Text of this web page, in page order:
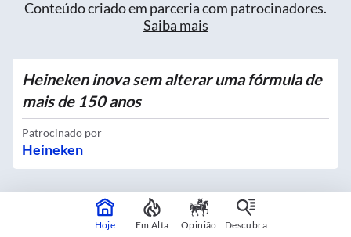
Conteúdo criado em parceria com patrocinadores.
Saiba mais
Heineken inova sem alterar uma fórmula de
mais de 150 anos
Patrocinado por
Heineken
Quatro novos Bosques Urbanos recebem
Hoje Em Alta Opinião Descubra